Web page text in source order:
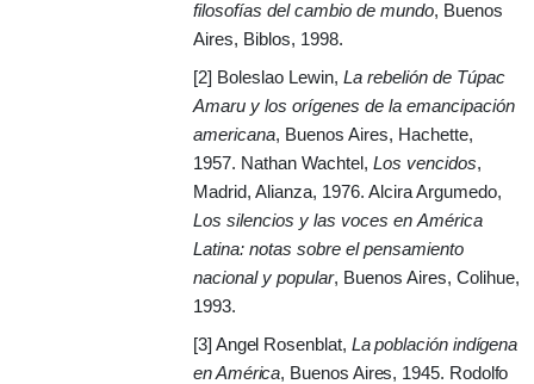
filosofías del cambio de mundo, Buenos
Aires, Biblos, 1998.
[2] Boleslao Lewin, La rebelión de Túpac
Amaru y los orígenes de la emancipación
americana, Buenos Aires, Hachette,
1957. Nathan Wachtel, Los vencidos,
Madrid, Alianza, 1976. Alcira Argumedo,
Los silencios y las voces en América
Latina: notas sobre el pensamiento
nacional y popular, Buenos Aires, Colihue,
1993.
[3] Angel Rosenblat, La población indígena
en América, Buenos Aires, 1945. Rodolfo